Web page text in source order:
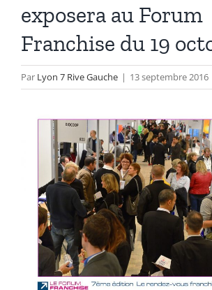
exposera au Forum
Franchise du 19
Par Lyon 7 Rive Gauche | 13 septembre 2016